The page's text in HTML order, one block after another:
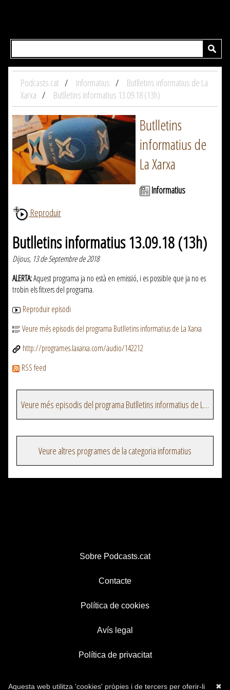
Podcasts.cat Informatius
Butlletins informatius de La
Xarxa
Butlletins informatius 13.09.18 (13h)
Butlletins
informatius de
La Xarxa
Informatius
Reproduir
Butlletins informatius 13.09.18 (13h)
Dijous, 13 de Septembre de 2018
ALERTA:Aquest programa ja no està en emissió, i es possible que ja no es
trobin els fitxers del programa.
Reproduir episodi
Veure més episodis del programa Butlletins informatius de La Xarxa
http://programes.laxarxa.com/audio/142212
RSS feed
Veure més episodis del programa Butlletins informatius de La Xarxa
Veure altres programes de la categoria informatius
Sobre Podcasts.cat
Contacte
Política de cookies
Avís legal
Política de privacitat
✖
Aquesta web utilitza 'cookies' pròpies i de tercers per oferir-li